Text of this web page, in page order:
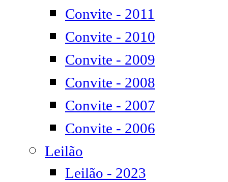
Convite - 2011
Convite - 2010
Convite - 2009
Convite - 2008
Convite - 2007
Convite - 2006
Leilão
Leilão - 2023